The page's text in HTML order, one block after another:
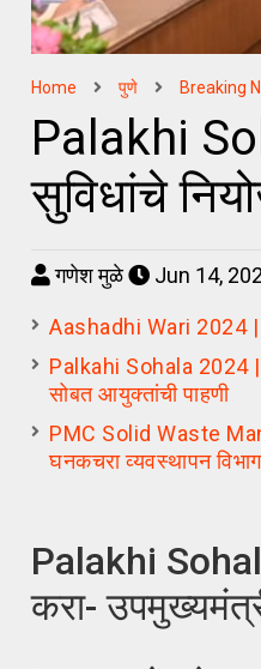
Home पुणे Breaking
Palakhi
सुविधांचे
गणेश मुळे Jun 14,
Aashadhi Wari 2024 |
Palkahi Sohala 2024 |
सोबत आयुक्तांची पाहणी
PMC Solid Waste
घनकचरा व्यवस्थापन
Palakhi
करा-